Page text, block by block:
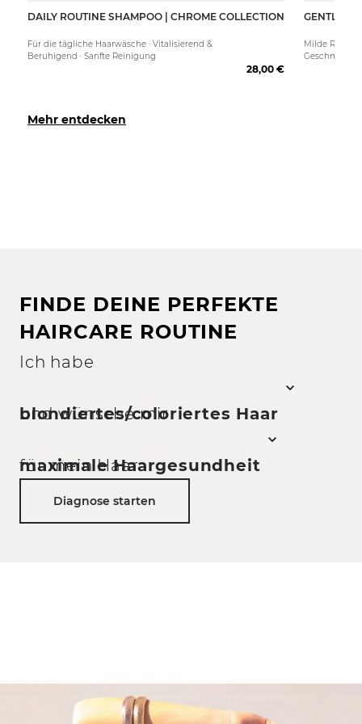
DAILY ROUTINE SHAMPOO | CHROME COLLECTION
Für die tägliche Haarwäsche · Vitalisierend &
Beruhigend · Sanfte Reinigung
28,00 €
GENTLE
Milde
Mehr entdecken
FINDE DEINE PERFEKTE
HAIRCARE ROUTINE
Ich habe
und wünsche mir
für mein Haar.
Diagnose starten